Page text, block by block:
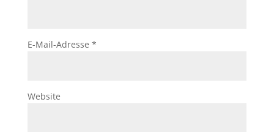
E-Mail-Adresse *
Website